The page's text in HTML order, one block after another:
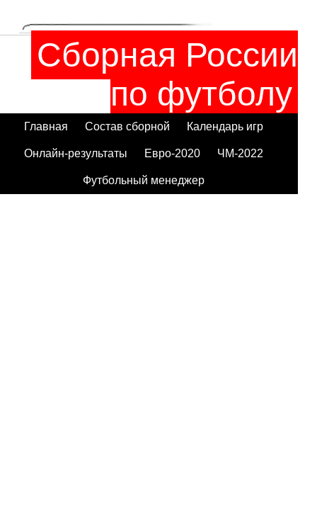
Сборная России
по футболу
Главная Состав сборной Календарь игр
Онлайн-результаты Евро-2020 ЧМ-2022
Футбольный менеджер